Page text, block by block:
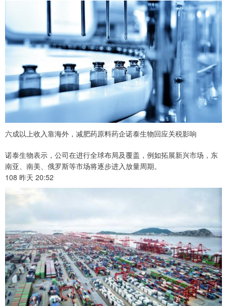
六成以上收入靠海外，减肥药原料药企诺泰生物回应关税影响
诺泰生物表示，公司在进行全球布局及覆盖，例如拓展新兴市场，东
南亚、南美、俄罗斯等市场将逐步进入放量周期。
108 昨天 20:52